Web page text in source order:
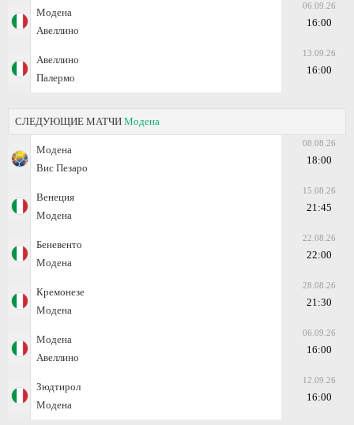
Модена
Авеллино
06.09.26
16:00
Авеллино
Палермо
13.09.26
16:00
СЛЕДУЮЩИЕ МАТЧИ Модена
Модена
Вис Пезаро
08.08.26
18:00
Венеция
Модена
15.08.26
21:45
Беневенто
Модена
22.08.26
22:00
Кремонезе
Модена
28.08.26
21:30
Модена
Авеллино
06.09.26
16:00
Зюдтирол
Модена
12.09.26
16:00